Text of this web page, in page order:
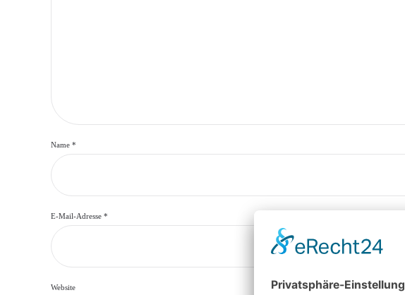
Name *
E-Mail-Adresse *
Website